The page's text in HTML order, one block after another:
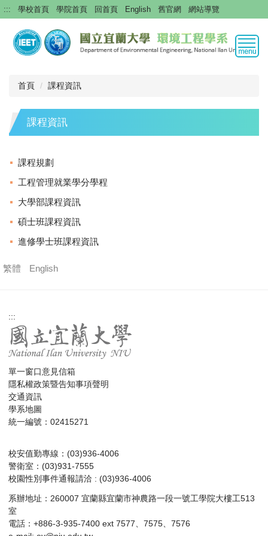
跳
到
要
::: 學校首頁 學院首頁 回首頁 English 舊官網 網站導覽
首頁 課程資訊
課程資訊
課程規劃
工程管理就業學分學程
大學部課程資訊
碩士班課程資訊
進修學士班課程資訊
繁體 English
:::
單一窗口意見信箱
隱私權政策暨告知事項聲明
交通資訊
學系地圖
統一編號：02415271
校安值勤專線：(03)936-4006
警衛室：(03)931-7555
校園性別事件通報請洽 : (03)936-4006
系辦地址：260007 宜蘭縣宜蘭市神農路一段一號工學院大樓工513
室
電話：+886-3-935-7400 ext 7577、7575、7576